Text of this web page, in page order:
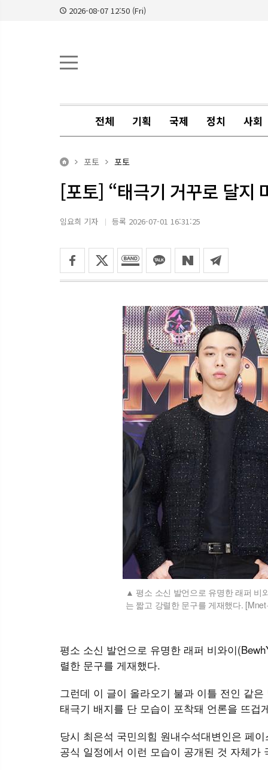
2026-08-07 12:50 (Fri)
전체 기획 국제 정치 사회
포토 포토
[포토] “태극기 거꾸로 달지
임요희 기자 등록 2026-07-01 16:31:25
평소 소신 발언으로 유명한 래퍼 비
는 짧고 강렬한 문구를 게재했다.
평소 소신 발언으로 유명한 래퍼 비와이
렬한 문구를 게재했다.
그런데 이 글이 올라오기 불과 이틀 전인 같
태극기 배지를 단 모습이 포착돼 언론을 뜨겁
당시 최은석 국민의힘 원내수석대변인은 페
공식 일정에서 이런 모습이 공개된 것 자체가